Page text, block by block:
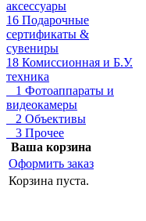
аксессуары
16 Подарочные
сертификаты &
сувениры
18 Комиссионная и Б.У.
техника
1 Фотоаппараты и
видеокамеры
2 Объективы
3 Прочее
Ваша корзина
Оформить заказ
Корзина пуста.